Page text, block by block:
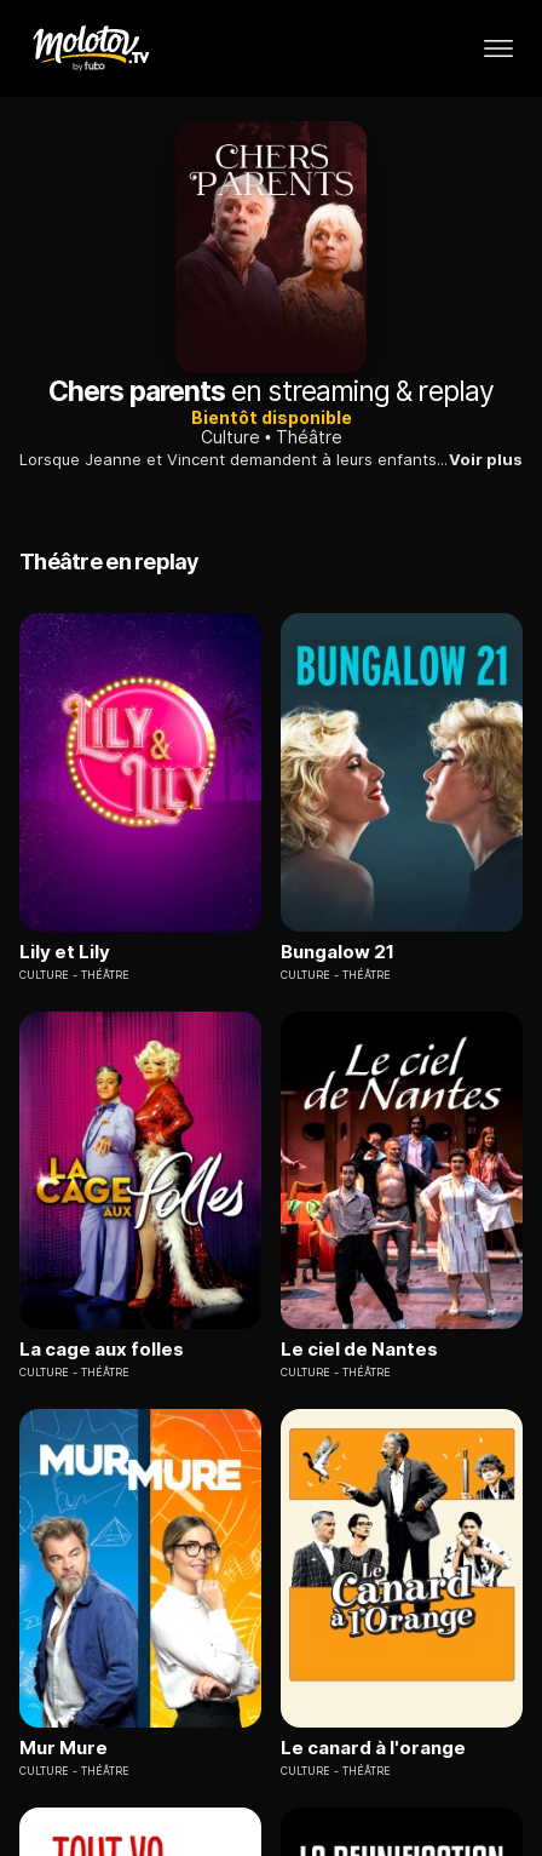
Chers parents en streaming & replay
Bientôt disponible
Culture
Théâtre
Lorsque Jeanne et Vincent demandent à leurs enfants de les rejoindre d'urgence pour leur faire une importante annonce, Pierre, Jules et Louise accourent sur le champ, inquiets et craignant le pire. La nouvelle que leur annoncent leurs parents va faire voler en éclats la belle unité familiale.Voir plus
Théâtre en replay
Lily et Lily
CULTURE THÉÂTRE
Bungalow 21
CULTURE THÉÂTRE
La cage aux folles
CULTURE THÉÂTRE
Le ciel de Nantes
CULTURE THÉÂTRE
Mur Mure
CULTURE THÉÂTRE
Le canard à l'orange
CULTURE THÉÂTRE